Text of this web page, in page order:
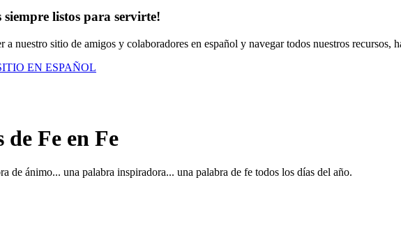
siempre listos para servirte!
a nuestro sitio de amigos y colaboradores en español y navegar todos nuestros recursos,
EN ESPAÑOL
Fe en Fe
de ánimo... una palabra inspiradora... una palabra de fe todos los días del año.